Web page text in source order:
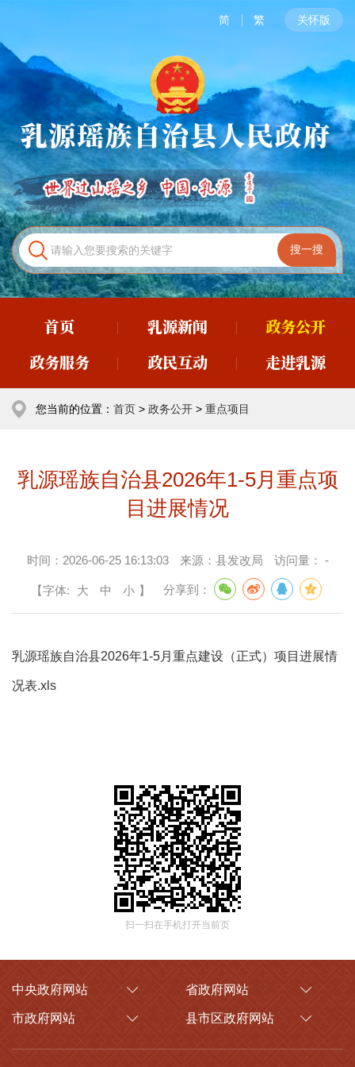
简 繁 关怀版
首页 乳源新闻
政务公开
政务服务
政民互动 走进乳源
您当前的位置： 首页 > 政务公开 > 重点项目
乳源瑶族自治县2026年1-5月重点项
目进展情况
时间： 2026-06-25 16:13:03 来源： 县发改局 访问量： -
【字体: 大 中 小 】 分享到：
乳源瑶族自治县2026年1-5月重点建设（正式）项目进展情
况表.xls
扫一扫在手机打开当前页
中央政府网站 省政府网站
市政府网站 县市区政府网站